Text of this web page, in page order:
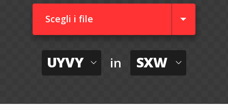
Scegli i file
UYVY in SXW